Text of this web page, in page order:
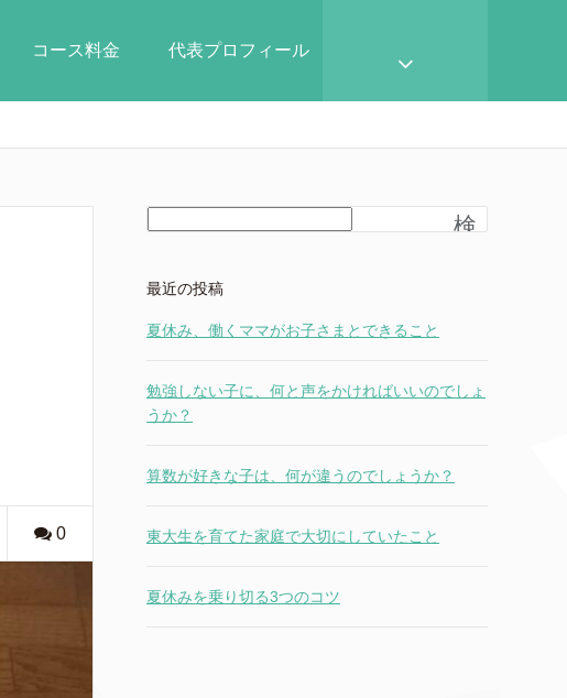
コース料金 代表プロフィール
0
検
最近の投稿
夏休み、働くママがお子さまとできること
勉強しない子に、何と声をかければいいのでしょ
うか？
算数が好きな子は、何が違うのでしょうか？
東大生を育てた家庭で大切にしていたこと
夏休みを乗り切る3つのコツ